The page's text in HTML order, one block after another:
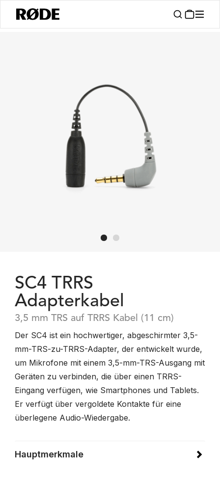
SC4 TRRS
Adapterkabel
3,5 mm TRS auf TRRS Kabel (11 cm)
Der SC4 ist ein hochwertiger, abgeschirmter 3,5-
mm-TRS-zu-TRRS-Adapter, der entwickelt wurde,
um Mikrofone mit einem 3,5-mm-TRS-Ausgang mit
Geräten zu verbinden, die über einen TRRS-
Eingang verfügen, wie Smartphones und Tablets.
Er verfügt über vergoldete Kontakte für eine
überlegene Audio-Wiedergabe.
Hauptmerkmale